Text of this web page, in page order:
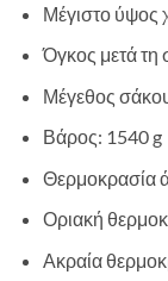
Μέγιστο ύψος
Όγκος μετά τη
Μέγεθος
Βάρος: 1540 g
Θερμοκρασία
Οριακή
Ακραία